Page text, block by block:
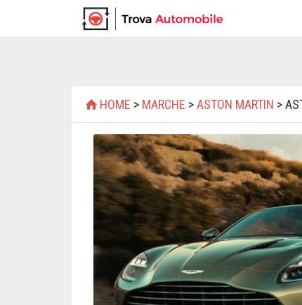
HOME > MARCHE >ASTON MARTIN >